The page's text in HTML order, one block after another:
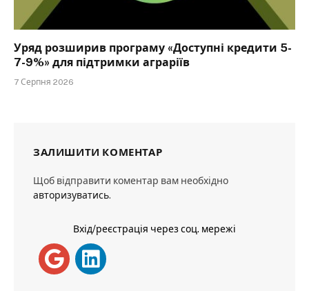
Уряд розширив програму «Доступні кредити 5-
7-9%» для підтримки аграріїв
7 Серпня 2026
ЗАЛИШИТИ КОМЕНТАР
Щоб відправити коментар вам необхідно
авторизуватись.
Вхід/реєстрація через соц. мережі